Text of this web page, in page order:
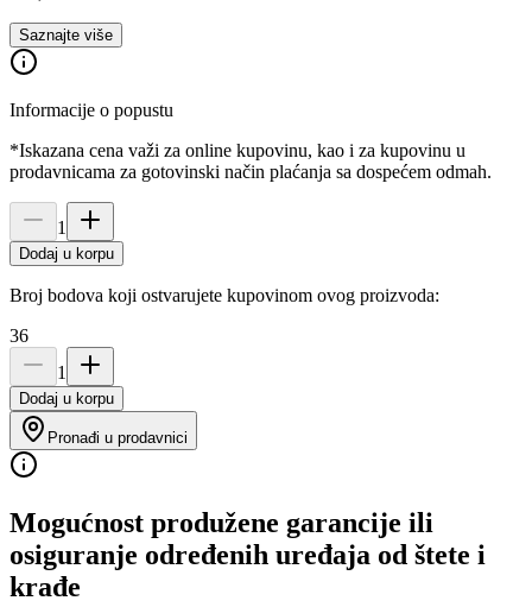
Saznajte više
Informacije o popustu
*Iskazana cena važi za online kupovinu, kao i za kupovinu u
prodavnicama za gotovinski način plaćanja sa dospećem odmah.
1
Dodaj u korpu
Broj bodova koji ostvarujete kupovinom ovog proizvoda:
36
1
Dodaj u korpu
Pronađi u prodavnici
Mogućnost produžene garancije ili
osiguranje određenih uređaja od štete i
krađe